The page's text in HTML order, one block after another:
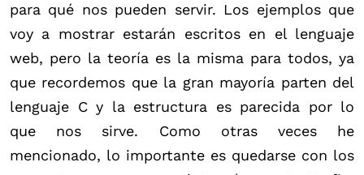
para qué nos pueden servir. Los ejemplos que
voy a mostrar estarán escritos en el lenguaje
web, pero la teoría es la misma para todos, ya
que recordemos que la gran mayoría parten del
lenguaje C y la estructura es parecida por lo
que nos sirve. Como otras veces he
mencionado, lo importante es quedarse con los